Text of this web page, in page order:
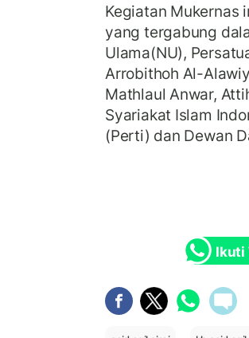
Kegiatan Mukernas
yang tergabung
Ulama(NU),
Arrobithoh Al-
Mathlaul Anwar,
Syariakat Islam
(Perti) dan Dewan
Ikuti